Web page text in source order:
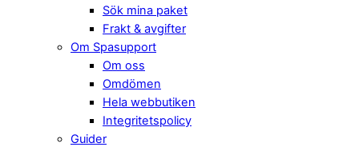
Sök mina paket
Frakt & avgifter
Om Spasupport
Om oss
Omdömen
Hela webbutiken
Integritetspolicy
Guider